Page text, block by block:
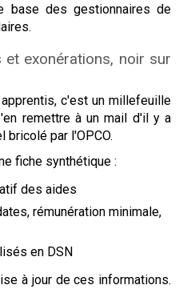
base des gestionnaires de
exonérations, noir sur
c'est un millefeuille
remettre à un mail d'il y a
bricolé par l'OPCO.
fiche synthétique :
des aides
rémunération minimale,
en DSN
à jour de ces informations.